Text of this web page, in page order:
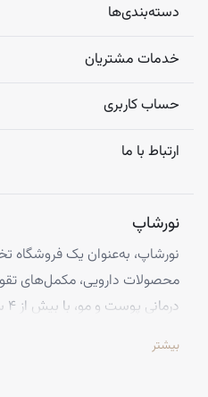
دسته‌بندی‌ها
خدمات مشتریان
حساب کاربری
ارتباط با ما
نورشاپ
نورشاپ، به‌عنوان یک فروشگاه
محصولات دارویی، مکمل‌های
برندهای اروپایی تهیه کرده و
بیشتر